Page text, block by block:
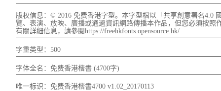
版权信息：© 2016 免费香港字型。本字型檔以「共享創意署名4.0
覽、表演、放映、廣播或通過資訊網路傳播本作品，但您必須按
有關詳細信息，請參閱https://freehkfonts.opensource.hk/
字重类型：500
字体全名：免费香港楷書 (4700字)
唯一标识：免费香港楷書4700 v1.02_20170113